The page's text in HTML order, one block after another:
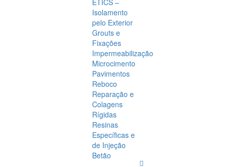
ETICS –
Isolamento
pelo Exterior
Grouts e
Fixações
Impermeabilização
Microcimento
Pavimentos
Reboco
Reparação e
Colagens
Rígidas
Resinas
Específicas e
de Injeção
Betão